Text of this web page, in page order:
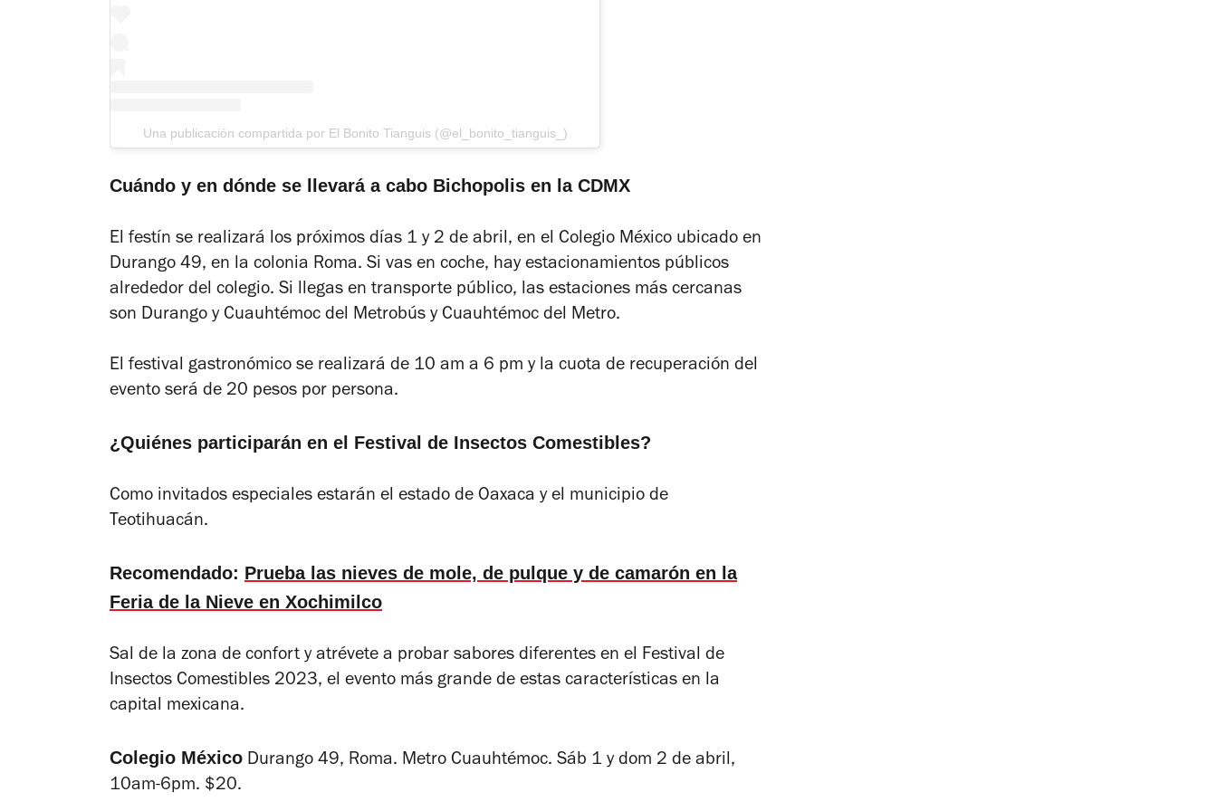
Una publicación compartida por El Bonito Tianguis (@el_bonito_tianguis_)
Cuándo y en dónde se llevará a cabo Bichopolis en la CDMX
El festín se realizará los próximos días 1 y 2 de abril, en el Colegio México ubicado en
Durango 49, en la colonia Roma. Si vas en coche, hay estacionamientos públicos
alrededor del colegio. Si llegas en transporte público, las estaciones más cercanas
son Durango y Cuauhtémoc del Metrobús y Cuauhtémoc del Metro.
El festival gastronómico se realizará de 10 am a 6 pm y la cuota de recuperación del
evento será de 20 pesos por persona.
¿Quiénes participarán en el Festival de Insectos Comestibles?
Como invitados especiales estarán el estado de Oaxaca y el municipio de
Teotihuacán.
Recomendado: Prueba las nieves de mole, de pulque y de camarón en la
Feria de la Nieve en Xochimilco
Sal de la zona de confort y atrévete a probar sabores diferentes en el Festival de
Insectos Comestibles 2023, el evento más grande de estas características en la
capital mexicana.
Colegio México Durango 49, Roma. Metro Cuauhtémoc. Sáb 1 y dom 2 de abril,
10am-6pm. $20.